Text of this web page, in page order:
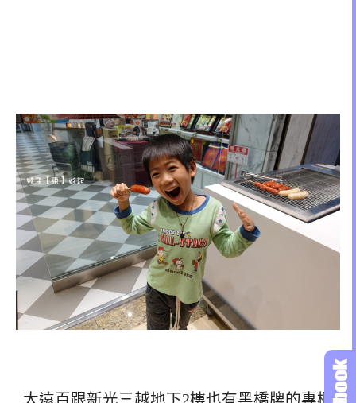
大遠百跟新光三越地下2樓也有黑橋牌的專櫃